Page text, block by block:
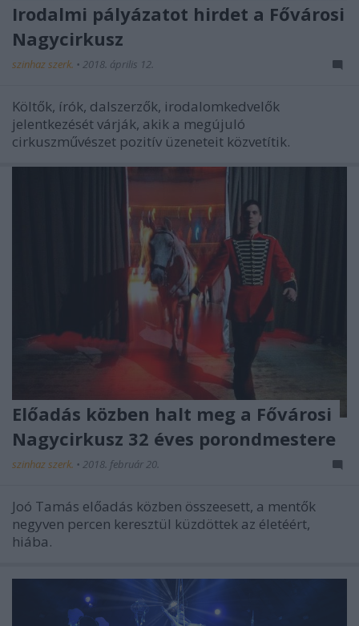
Irodalmi pályázatot hirdet a Fővárosi
Nagycirkusz
szinhaz szerk. • 2018. április 12.
Költők, írók, dalszerzők, irodalomkedvelők
jelentkezését várják, akik a megújuló
cirkuszművészet pozitív üzeneteit közvetítik.
Előadás közben halt meg a Fővárosi
Nagycirkusz 32 éves porondmestere
szinhaz szerk. • 2018. február 20.
Joó Tamás előadás közben összeesett, a mentők
negyven percen keresztül küzdöttek az életéért,
hiába.